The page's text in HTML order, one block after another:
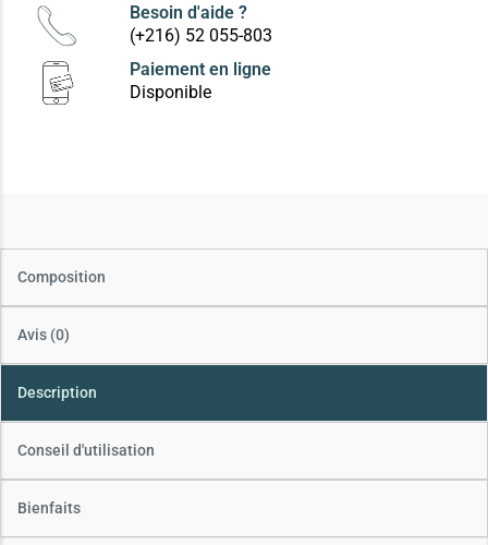
Besoin d'aide ?
(+216) 52 055-803
Paiement en ligne
Disponible
Description
Avis (0)
Composition
Conseil d'utilisation
Bienfaits